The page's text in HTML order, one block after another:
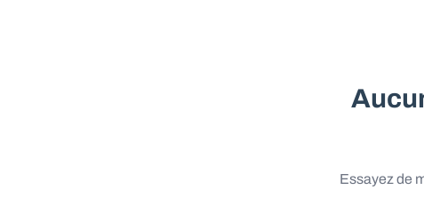
Essayez de